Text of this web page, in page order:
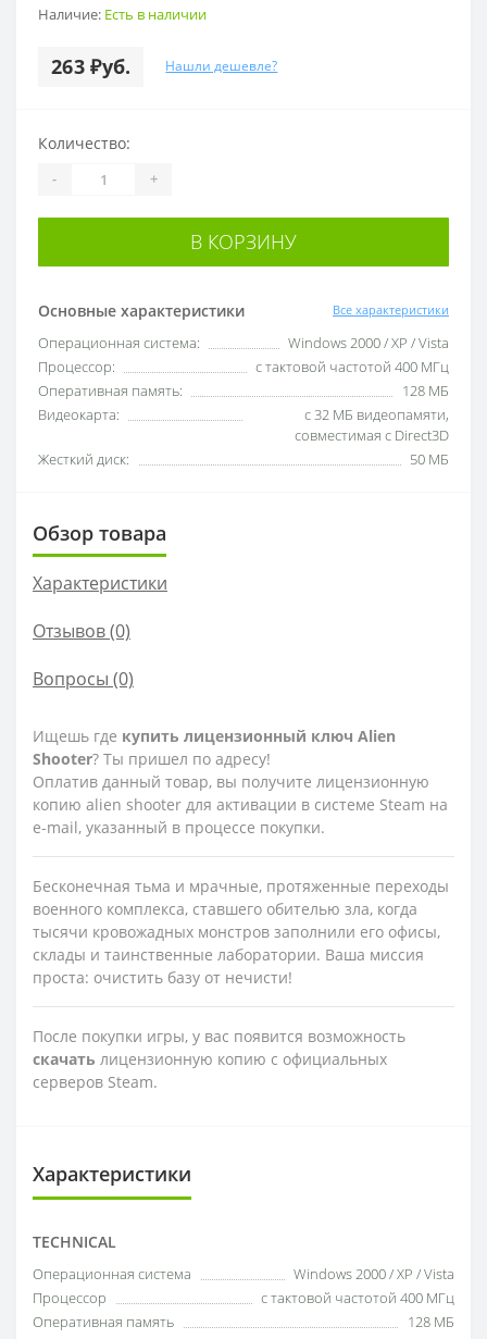
Наличие: Есть в наличии
263 ₽уб. Нашли дешевле?
Основные характеристики Все характеристики
Операционная система:
Windows 2000 / XP / Vista
Процессор:
с тактовой частотой 400 МГц
Оперативная память:
128 МБ
Видеокарта:
с 32 МБ видеопамяти,
совместимая с Direct3D
Жесткий диск:
50 МБ
Количество:
- +
В КОРЗИНУ
Обзор товара
Характеристики
Отзывов (0)
Вопросы (0)
Ищешь где купить лицензионный ключ Alien
Shooter? Ты пришел по адресу!
Оплатив данный товар, вы получите лицензионную
копию alien shooter для активации в системе Steam на
e-mail, указанный в процессе покупки.
Бесконечная тьма и мрачные, протяженные переходы
военного комплекса, ставшего обителью зла, когда
тысячи кровожадных монстров заполнили его офисы,
склады и таинственные лаборатории. Ваша миссия
проста: очистить базу от нечисти!
После покупки игры, у вас появится возможность
скачать лицензионную копию с официальных
серверов Steam.
Характеристики
TECHNICAL
Операционная система
Windows 2000 / XP / Vista
Процессор
с тактовой частотой 400 МГц
Оперативная память
128 МБ